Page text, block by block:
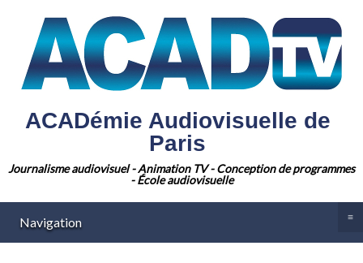
ACADémie Audiovisuelle de
Paris
Journalisme audiovisuel - Animation TV - Conception de programmes
- École audiovisuelle
Navigation ≡